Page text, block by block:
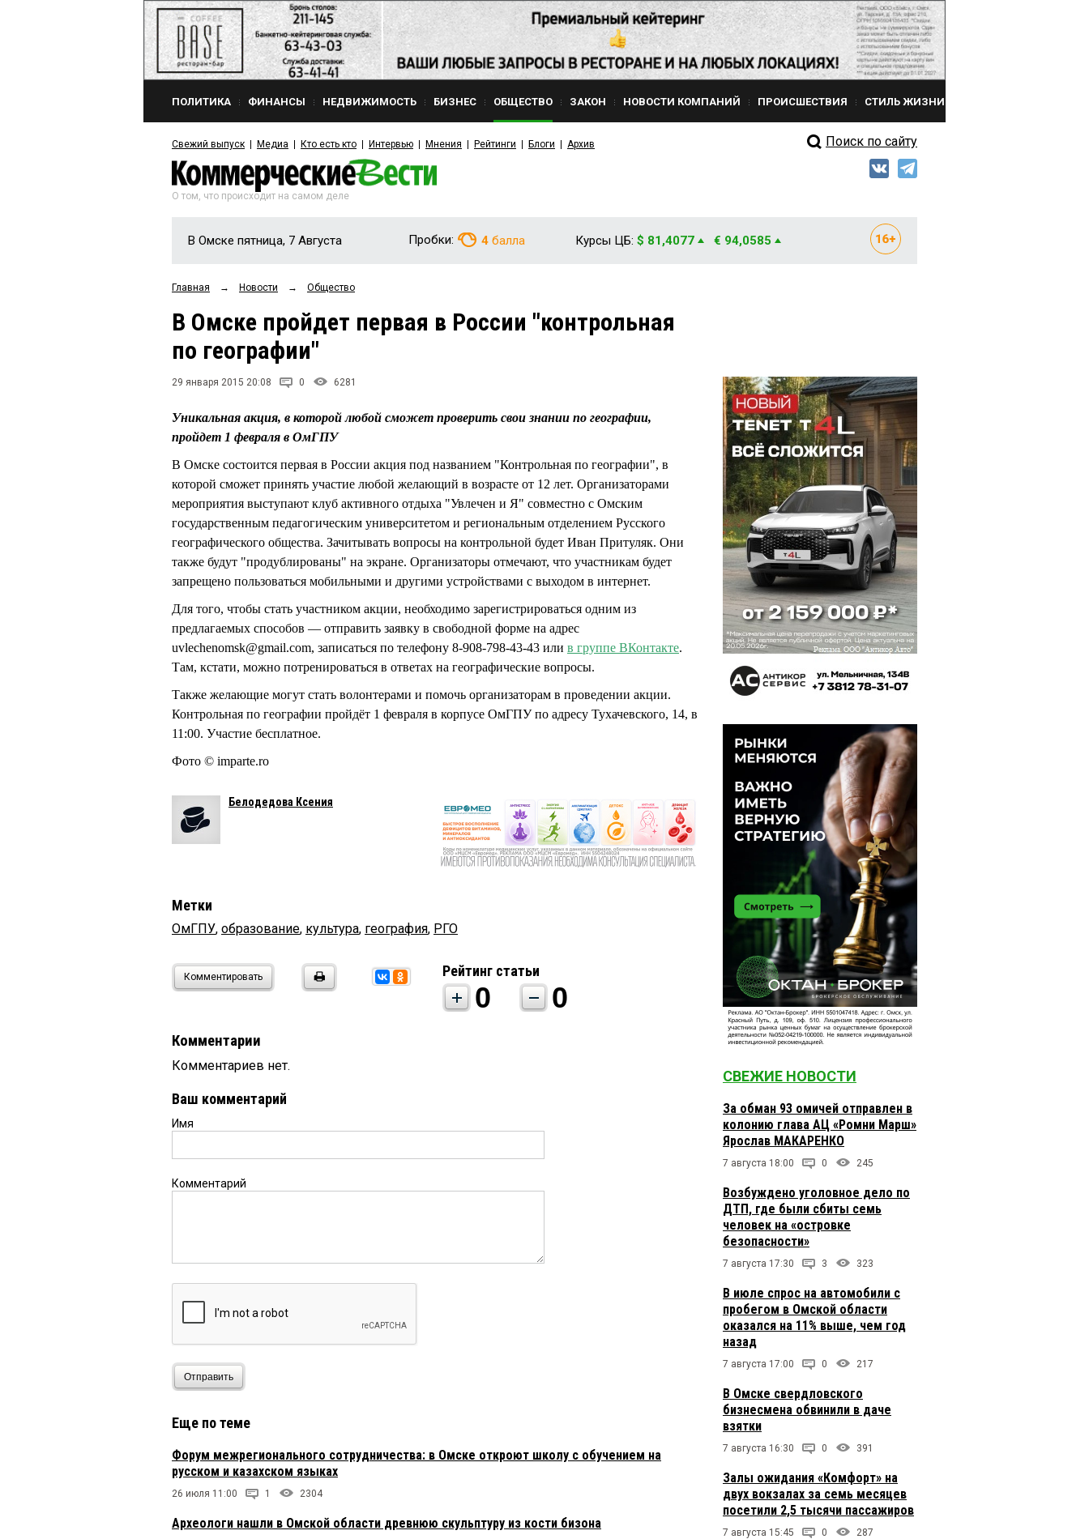
ПОЛИТИКА ФИНАНСЫ НЕДВИЖИМОСТЬ БИЗНЕС ОБЩЕСТВО ЗАКОН НОВОСТИ КОМПАНИЙ ПРОИСШЕСТВИЯ СТИЛЬ ЖИЗНИ
Свежий выпуск Медиа Кто есть кто Интервью Мнения Рейтинги Блоги Архив Поиск по сайту
О том, что происходит на самом деле
В Омске пятница, 7 Августа Пробки: 4 балла Курсы ЦБ: $ 81,4077 € 94,0585
Главная → Новости → Общество
В Омске пройдет первая в России "контрольная
по географии"
29 января 2015 20:08 0 6281
Уникальная акция, в которой любой сможет проверить свои знании по географии,
пройдет 1 февраля в ОмГПУ
В Омске состоится первая в России акция под названием "Контрольная по географии", в
которой сможет принять участие любой желающий в возрасте от 12 лет. Организаторами
мероприятия выступают клуб активного отдыха "Увлечен и Я" совместно с Омским
государственным педагогическим университетом и региональным отделением Русского
географического общества. Зачитывать вопросы на контрольной будет Иван Притуляк. Они
также будут "продублированы" на экране. Организаторы отмечают, что участникам будет
запрещено пользоваться мобильными и другими устройствами с выходом в интернет.
Для того, чтобы стать участником акции, необходимо зарегистрироваться одним из
предлагаемых способов — отправить заявку в свободной форме на адрес
uvlechenomsk@gmail.com, записаться по телефону 8-908-798-43-43 или в группе ВКонтакте.
Там, кстати, можно потренироваться в ответах на географические вопросы.
Также желающие могут стать волонтерами и помочь организаторам в проведении акции.
Контрольная по географии пройдёт 1 февраля в корпусе ОмГПУ по адресу Тухачевского, 14, в
11:00. Участие бесплатное.
Фото © imparte.ro
Белодедова Ксения
Метки
ОмГПУ, образование, культура, география, РГО
Комментировать Рейтинг статьи
0 0
Комментарии
Комментариев нет.
Ваш комментарий
Имя
Комментарий
Отправить
Еще по теме
Форум межрегионального сотрудничества: в Омске откроют школу с обучением на
русском и казахском языках
26 июля 11:00 1 2304
Археологи нашли в Омской области древнюю скульптуру из кости бизона
СВЕЖИЕ НОВОСТИ
За обман 93 омичей отправлен в
колонию глава АЦ «Ромни Марш»
Ярослав МАКАРЕНКО
7 августа 18:00 0 245
Возбуждено уголовное дело по
ДТП, где были сбиты семь
человек на «островке
безопасности»
7 августа 17:30 3 323
В июле спрос на автомобили с
пробегом в Омской области
оказался на 11% выше, чем год
назад
7 августа 17:00 0 217
В Омске свердловского
бизнесмена обвинили в даче
взятки
7 августа 16:30 0 391
Залы ожидания «Комфорт» на
двух вокзалах за семь месяцев
посетили 2,5 тысячи пассажиров
7 августа 15:45 0 287